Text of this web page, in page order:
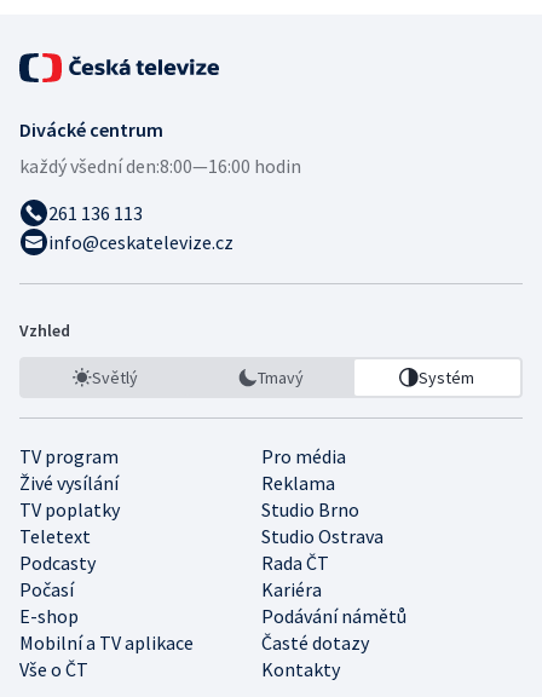
Divácké centrum
každý všední den:8:00—16:00 hodin
261 136 113
info@ceskatelevize.cz
Vzhled
Světlý Tmavý Systém
TV program
Pro média
Živé vysílání
Reklama
TV poplatky
Studio Brno
Teletext
Studio Ostrava
Podcasty
Rada ČT
Počasí
Kariéra
E-shop
Podávání námětů
Mobilní a TV aplikace
Časté dotazy
Vše o ČT
Kontakty